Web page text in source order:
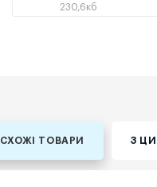
230,6кб
СХОЖІ ТОВАРИ З